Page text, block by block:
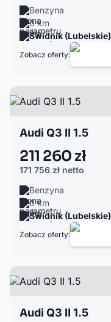
Benzyna
0 km
Świdnik (Lubelskie)
Zobacz oferty:
Audi Q3 II 1.5
211 260 zł
171 756 zł netto
Benzyna
0 km
Świdnik (Lubelskie)
Zobacz oferty:
Audi Q3 II 1.5